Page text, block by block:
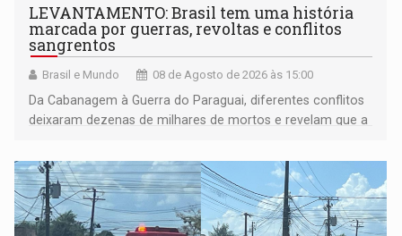
LEVANTAMENTO: Brasil tem uma história
marcada por guerras, revoltas e conflitos
sangrentos
Brasil e Mundo 08 de Agosto de 2026 às 15:00
Da Cabanagem à Guerra do Paraguai, diferentes conflitos
deixaram dezenas de milhares de mortos e revelam que a
territoriais e sociais